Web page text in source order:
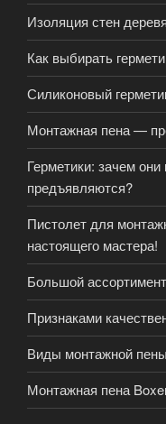
Изоляция стен
Как выбирать
Силиконовый
Монтажная пена —
Герметики: зачем
предъявляются?
Пистолет для
настоящего мастера!
Большой
Признаками
Виды монтажной пены
Монтажная пена